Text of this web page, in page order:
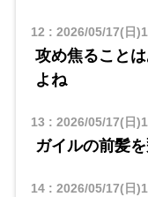
12 : 2026/05/17(日
攻め焦ること
よね
13 : 2026/05/17(日
ガイルの前髪
14: 2026/05/17(日